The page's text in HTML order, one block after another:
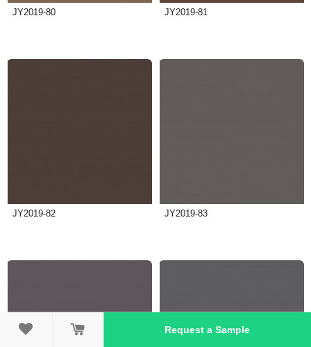
 Request a Sample
JY2019-80 JY2019-81
JY2019-82 JY2019-83